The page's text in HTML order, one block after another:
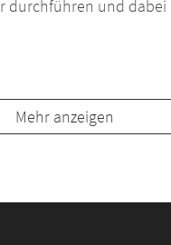
durchführen und dabei
Mehr anzeigen